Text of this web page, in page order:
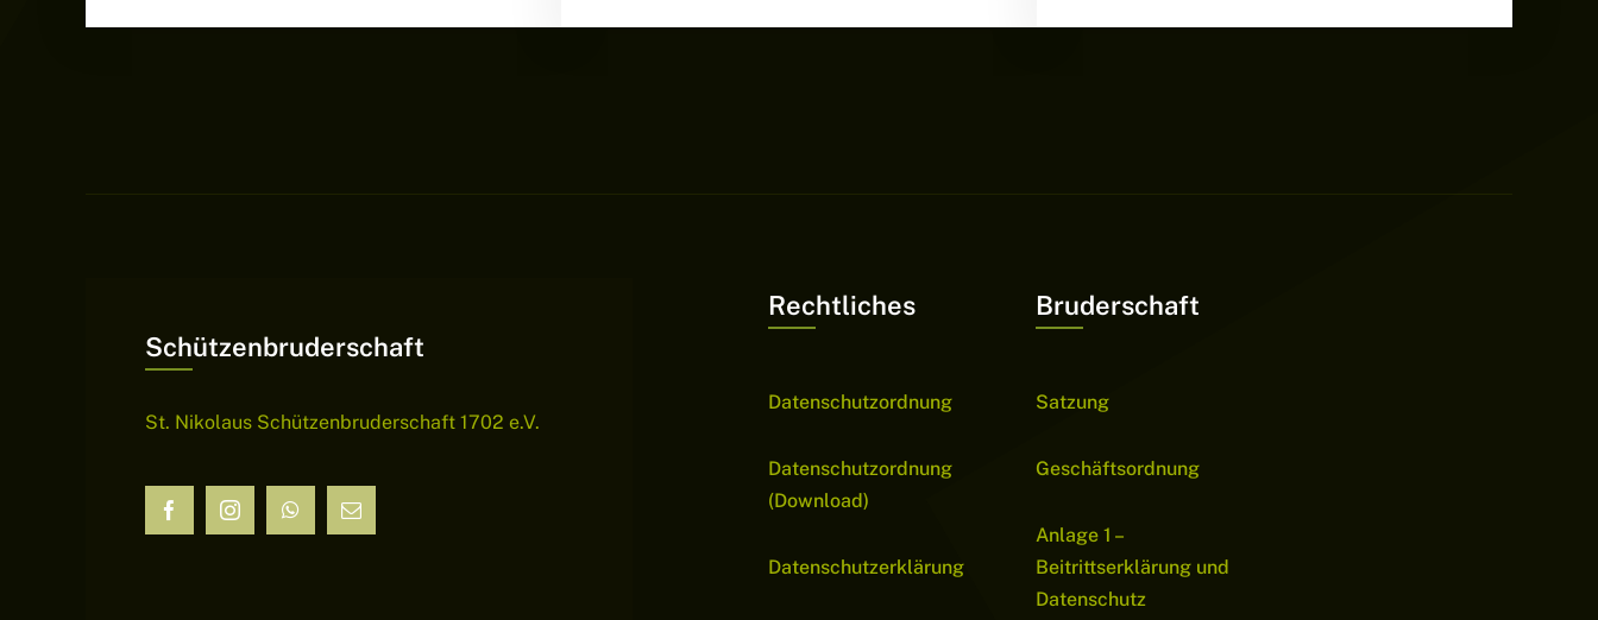
Schützenbruderschaft
St. Nikolaus Schützenbruderschaft 1702 e.V.
Rechtliches
Datenschutzordnung
Datenschutzordnung
(Download)
Datenschutzerklärung
Bruderschaft
Satzung
Geschäftsordnung
Anlage 1 –
Beitrittserklärung und
Datenschutz